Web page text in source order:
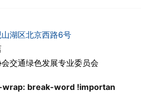
湖区北京西路6号
交通绿色发展专业委员会
break-word !importan